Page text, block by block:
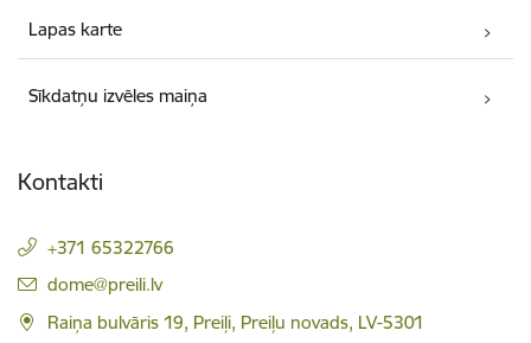
Lapas karte
Sīkdatņu izvēles maiņa
Kontakti
+371 65322766
E-pasts:
dome@preili.lv
Raiņa bulvāris 19, Preiļi, Preiļu novads, LV-5301